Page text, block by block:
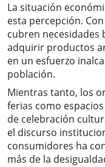
La situación
esta percepción.
cubren necesidades
adquirir productos
en un esfuerzo
población.
Mientras tanto, los
ferias como
de celebración
el discurso
consumidores ha
más de la